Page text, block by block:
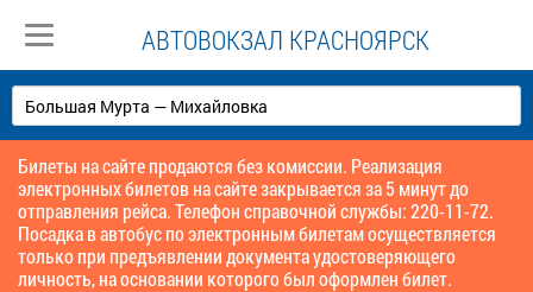
АВТОВОКЗАЛ КРАСНОЯРСК
Билеты на сайте продаются без комиссии. Реализация
электронных билетов на сайте закрывается за 5 минут до
отправления рейса. Телефон справочной службы: 220-11-72.
Посадка в автобус по электронным билетам осуществляется
только при предъявлении документа удостоверяющего
личность, на основании которого был оформлен билет.